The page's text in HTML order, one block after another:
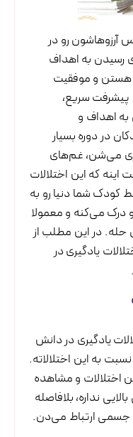
آرزو‌هاشون رو در
رسیدن به اهداف
هستن و موفقیت
پیشرفت سریع،
به اهداف و
در دوره بسیار
می‌شن، غم‌های
اینه که این اختلالات
کودک شما دنیا رو به
درک می‌کنه و معمولا
حله. در این مطلب از
یادگیری در
یادگیری در دانش
به این اختلالاته.
اختلالات و مشاهده
نداره، بلافاصله
ارتباط می‌دن.